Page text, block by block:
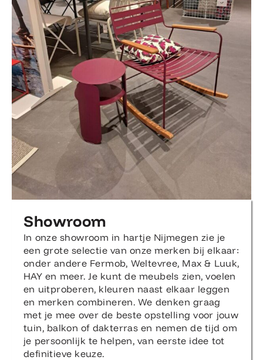
Showroom
In onze showroom in hartje Nijmegen zie je
een grote selectie van onze merken bij elkaar:
onder andere Fermob, Weltevree, Max & Luuk,
HAY en meer. Je kunt de meubels zien, voelen
en uitproberen, kleuren naast elkaar leggen
en merken combineren. We denken graag
met je mee over de beste opstelling voor jouw
tuin, balkon of dakterras en nemen de tijd om
je persoonlijk te helpen, van eerste idee tot
definitieve keuze.